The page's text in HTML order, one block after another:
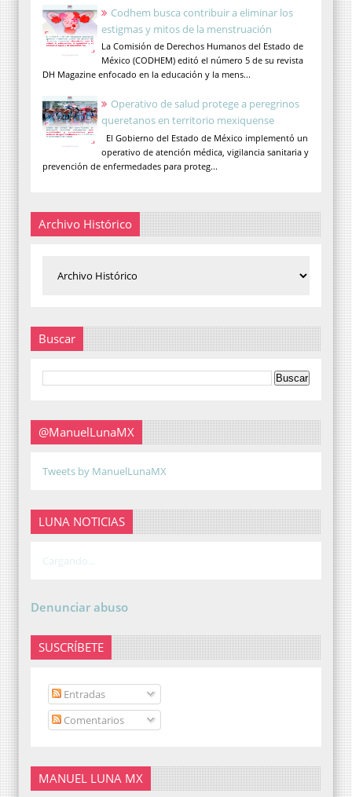
Codhem busca contribuir a eliminar los
estigmas y mitos de la menstruación
La Comisión de Derechos Humanos del Estado de
México (CODHEM) editó el número 5 de su revista
DH Magazine enfocado en la educación y la mens...
Operativo de salud protege a peregrinos
queretanos en territorio mexiquense
El Gobierno del Estado de México implementó un
operativo de atención médica, vigilancia sanitaria y
prevención de enfermedades para proteg...
Archivo Histórico
Buscar
@ManuelLunaMX
Tweets by ManuelLunaMX
LUNA NOTICIAS
Cargando...
Denunciar abuso
SUSCRÍBETE
Entradas
Comentarios
MANUEL LUNA MX